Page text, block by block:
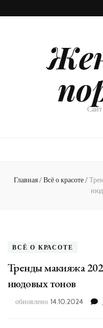
Главная/Всё о красоте/
ВСЁ О КРАСОТЕ
Тренды макияжа
нюдовых тонов
обновлено 14.10.2024